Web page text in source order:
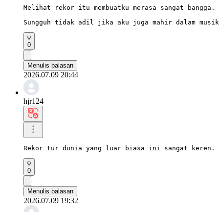
Melihat rekor itu membuatku merasa sangat bangga.
Sungguh tidak adil jika aku juga mahir dalam
0
Menulis balasan
2026.07.09 20:44
hjr124
Rekor tur dunia yang luar biasa ini sangat keren.
0
Menulis balasan
2026.07.09 19:32